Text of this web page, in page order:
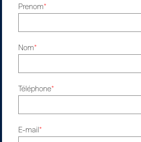
Prenom*
Nom*
Téléphone*
E-mail*